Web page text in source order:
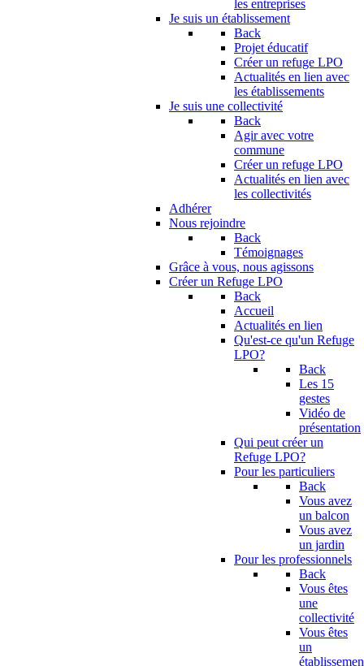
les entreprises
Je suis un établissement
Back
Projet éducatif
Créer un refuge LPO
Actualités en lien avec
les établissements
Je suis une collectivité
Back
Agir avec votre
commune
Créer un refuge LPO
Actualités en lien avec
les collectivités
Adhérer
Nous rejoindre
Back
Témoignages
Grâce à vous, nous agissons
Créer un Refuge LPO
Back
Accueil
Actualités en lien
Qu'est-ce qu'un Refuge
LPO?
Back
Les 15
gestes
Vidéo de
présentation
Qui peut créer un
Refuge LPO?
Pour les particuliers
Back
Vous avez
un balcon
Vous avez
un jardin
Pour les professionnels
Back
Vous êtes
une
collectivité
Vous êtes
un